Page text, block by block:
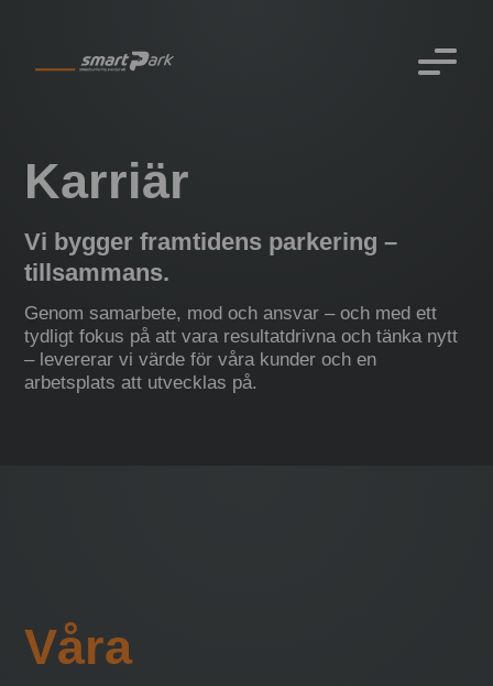
Karriär
Vi bygger framtidens parkering –
tillsammans.
Genom samarbete, mod ochansvar – och med ett
tydligt fokus på att vara resultatdrivnaochtänka nytt
– levererar vi värde för våra kunder och en
arbetsplats att utvecklas på.
Våra